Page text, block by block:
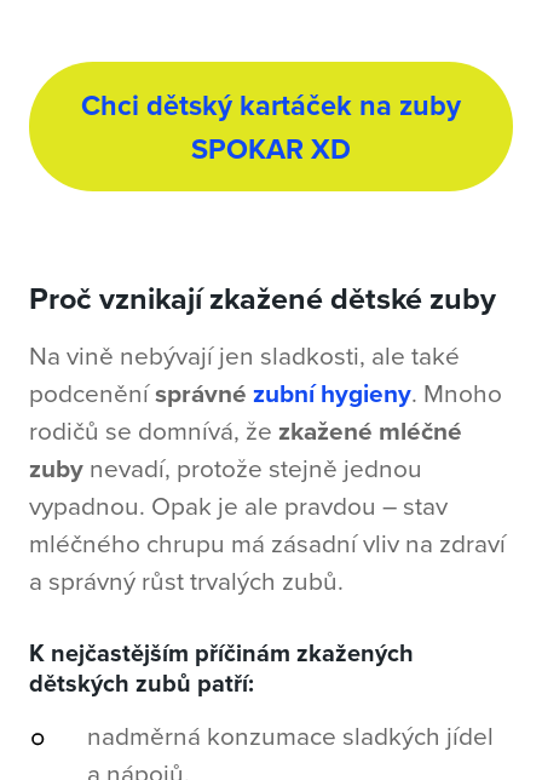
Chci dětský kartáček na zuby
SPOKAR XD
Proč vznikají zkažené dětské zuby
Na vině nebývají jen sladkosti, ale také
podceněnísprávnézubní hygieny. Mnoho
rodičů se domnívá, že zkažené mléčné
zuby nevadí, protože stejně jednou
vypadnou. Opak je ale pravdou – stav
mléčného chrupu má zásadní vliv na zdraví
a správný růst trvalých zubů.
K nejčastějším příčinám zkažených
dětských zubů patří:
nadměrná konzumace sladkých jídel